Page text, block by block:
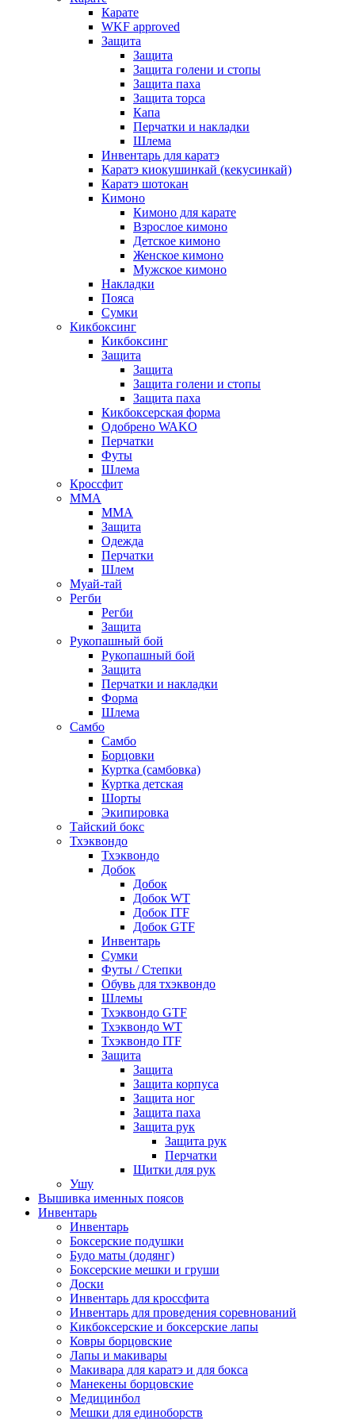
Карате
WKF approved
Защита
Защита
Защита голени и стопы
Защита паха
Защита торса
Капа
Перчатки и накладки
Шлема
Инвентарь для каратэ
Каратэ киокушинкай (кекусинкай)
Каратэ шотокан
Кимоно
Кимоно для карате
Взрослое кимоно
Детское кимоно
Женское кимоно
Мужское кимоно
Накладки
Пояса
Сумки
Кикбоксинг
Кикбоксинг
Защита
Защита
Защита голени и стопы
Защита паха
Кикбоксерская форма
Одобрено WAKO
Перчатки
Футы
Шлема
Кроссфит
ММА
ММА
Защита
Одежда
Перчатки
Шлем
Муай-тай
Регби
Регби
Защита
Рукопашный бой
Рукопашный бой
Защита
Перчатки и накладки
Форма
Шлема
Самбо
Самбо
Борцовки
Куртка (самбовка)
Куртка детская
Шорты
Экипировка
Тайский бокс
Тхэквондо
Тхэквондо
Добок
Добок
Добок WT
Добок ITF
Добок GTF
Инвентарь
Сумки
Футы / Степки
Обувь для тхэквондо
Шлемы
Тхэквондо GTF
Тхэквондо WT
Тхэквондо ITF
Защита
Защита
Защита корпуса
Защита ног
Защита паха
Защита рук
Защита рук
Перчатки
Щитки для рук
Ушу
Вышивка именных поясов
Инвентарь
Инвентарь
Боксерские подушки
Будо маты (додянг)
Боксерские мешки и груши
Доски
Инвентарь для кроссфита
Инвентарь для проведения соревнований
Кикбоксерские и боксерские лапы
Ковры борцовские
Лапы и макивары
Макивара для каратэ и для бокса
Манекены борцовские
Медицинбол
Мешки для единоборств